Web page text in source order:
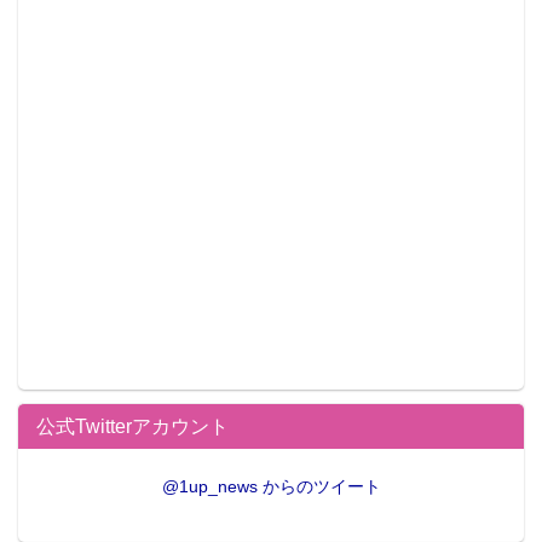
公式Twitterアカウント
@1up_news からのツイート